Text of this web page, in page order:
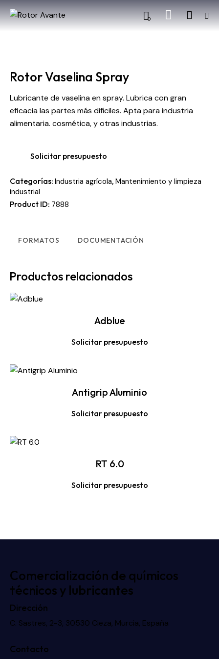
0
Rotor Vaselina Spray
Lubricante de vaselina en spray. Lubrica con gran
eficacia las partes más difíciles. Apta para industria
alimentaria. cosmética, y otras industrias.
Solicitar presupuesto
Categorías: Industria agrícola, Mantenimiento y limpieza
industrial
Product ID: 7888
FORMATOS DOCUMENTACIÓN
Productos relacionados
Adblue
Solicitar presupuesto
Antigrip Aluminio
Solicitar presupuesto
RT 6.0
Solicitar presupuesto
Comercialización de químicos
técnicos y lubricantes
Dirección
C. Sastres, 2-3, 30530 Cieza, Murcia, España
Contacto